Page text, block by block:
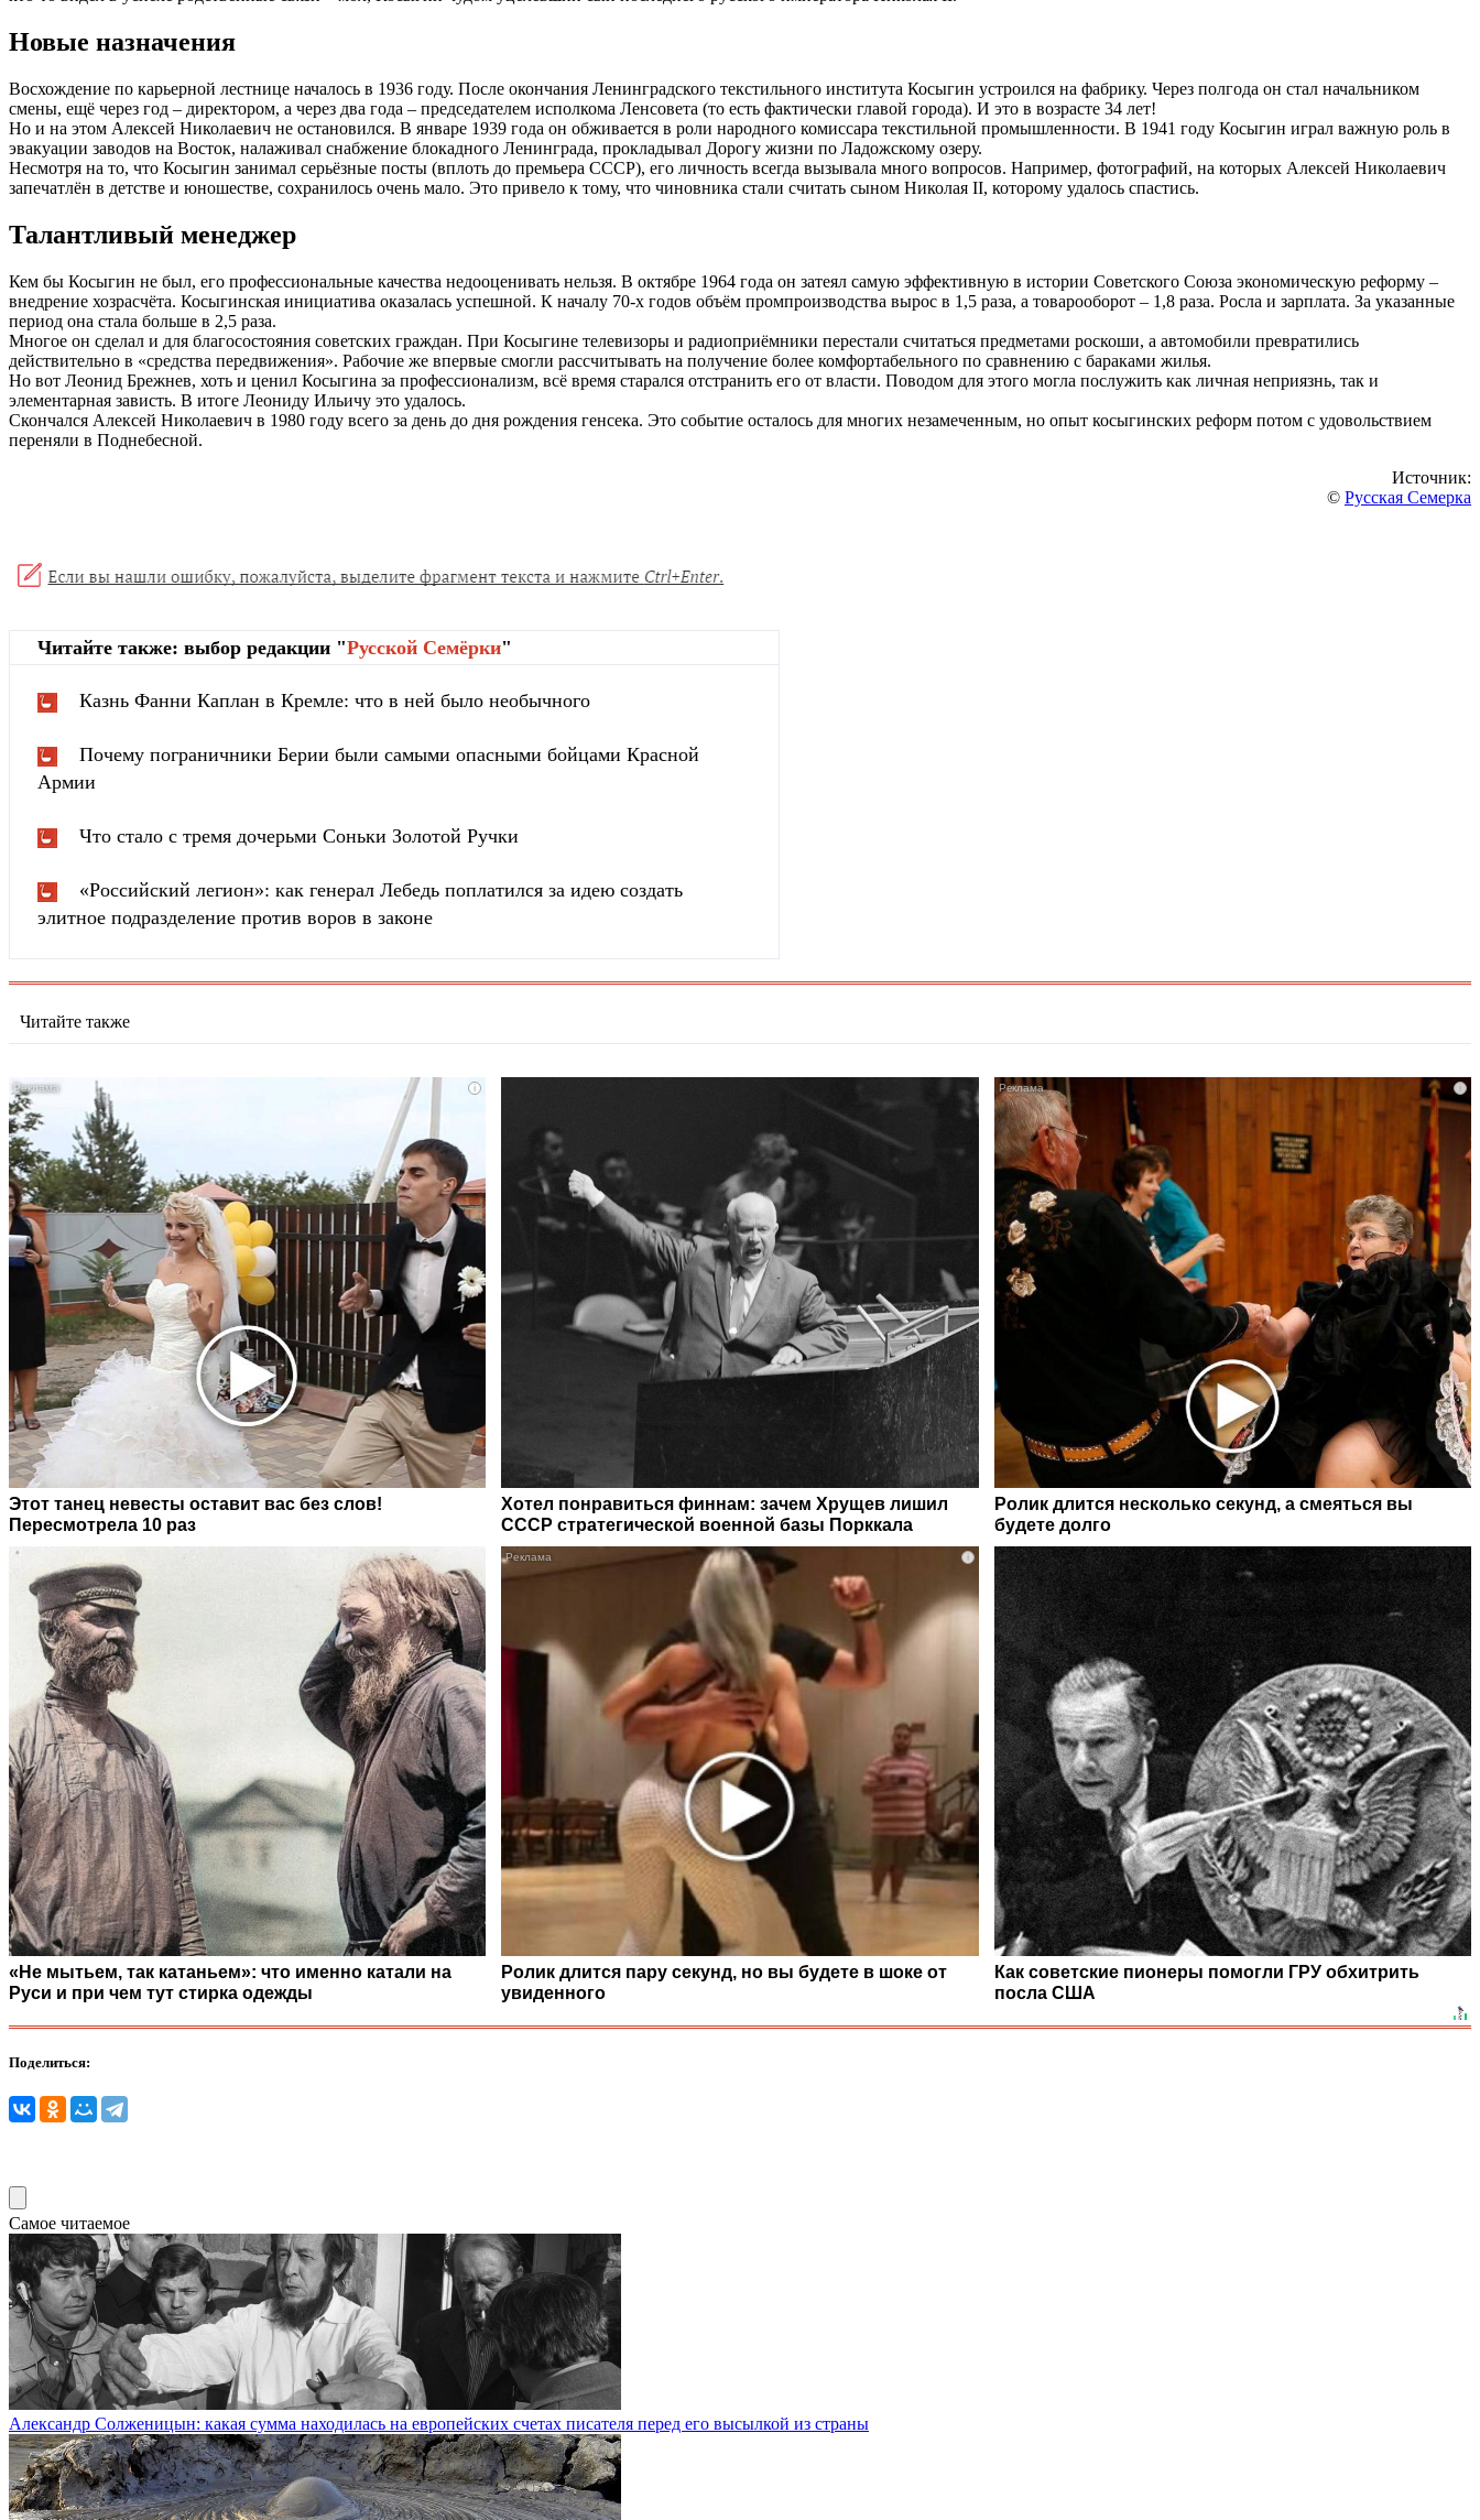
Новые назначения
Восхождение по карьерной лестнице началось в 1936 году. После окончания Ленинградского текстильного института Косыгин устроился на фабрику. Через полгода он стал начальником
смены, ещё через год – директором, а через два года – председателем исполкома Ленсовета (то есть фактически главой города). И это в возрасте 34 лет!
Но и на этом Алексей Николаевич не остановился. В январе 1939 года он обживается в роли народного комиссара текстильной промышленности. В 1941 году Косыгин играл важную роль в
эвакуации заводов на Восток, налаживал снабжение блокадного Ленинграда, прокладывал Дорогу жизни по Ладожскому озеру.
Несмотря на то, что Косыгин занимал серьёзные посты (вплоть до премьера СССР), его личность всегда вызывала много вопросов. Например, фотографий, на которых Алексей Николаевич
запечатлён в детстве и юношестве, сохранилось очень мало. Это привело к тому, что чиновника стали считать сыном Николая II, которому удалось спастись.
Талантливый менеджер
Кем бы Косыгин не был, его профессиональные качества недооценивать нельзя. В октябре 1964 года он затеял самую эффективную в истории Советского Союза экономическую реформу –
внедрение хозрасчёта. Косыгинская инициатива оказалась успешной. К началу 70-х годов объём промпроизводства вырос в 1,5 раза, а товарооборот – 1,8 раза. Росла и зарплата. За указанные
период она стала больше в 2,5 раза.
Многое он сделал и для благосостояния советских граждан. При Косыгине телевизоры и радиоприёмники перестали считаться предметами роскоши, а автомобили превратились
действительно в «средства передвижения». Рабочие же впервые смогли рассчитывать на получение более комфортабельного по сравнению с бараками жилья.
Но вот Леонид Брежнев, хоть и ценил Косыгина за профессионализм, всё время старался отстранить его от власти. Поводом для этого могла послужить как личная неприязнь, так и
элементарная зависть. В итоге Леониду Ильичу это удалось.
Скончался Алексей Николаевич в 1980 году всего за день до дня рождения генсека. Это событие осталось для многих незамеченным, но опыт косыгинских реформ потом с удовольствием
переняли в Поднебесной.
Источник:
© Русская Семерка
Читайте также: выбор редакции "Русской Cемёрки"
Казнь Фанни Каплан в Кремле: что в ней было необычного
Почему пограничники Берии были самыми опасными бойцами Красной
Армии
Что стало с тремя дочерьми Соньки Золотой Ручки
«Российский легион»: как генерал Лебедь поплатился за идею создать
элитное подразделение против воров в законе
Читайте также
i
Этот танец невесты оставит вас без слов!
Пересмотрела 10 раз
Хотел понравиться финнам: зачем Хрущев лишил
СССР стратегической военной базы Порккала
i
Ролик длится несколько секунд, а смеяться вы
будете долго
«Не мытьем, так катаньем»: что именно катали на
Руси и при чем тут стирка одежды
i
Ролик длится пару секунд, но вы будете в шоке от
увиденного
Как советские пионеры помогли ГРУ обхитрить
посла США
Поделиться:
Самое читаемое
Александр Солженицын: какая сумма находилась на европейских счетах писателя перед его высылкой из страны